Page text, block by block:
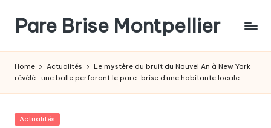
content
Pare Brise Montpellier
Home Actualités
Le mystère du bruit du Nouvel An à New York
révélé : une balle perforant le pare-brise d’une habitante locale
Posted
Actualités